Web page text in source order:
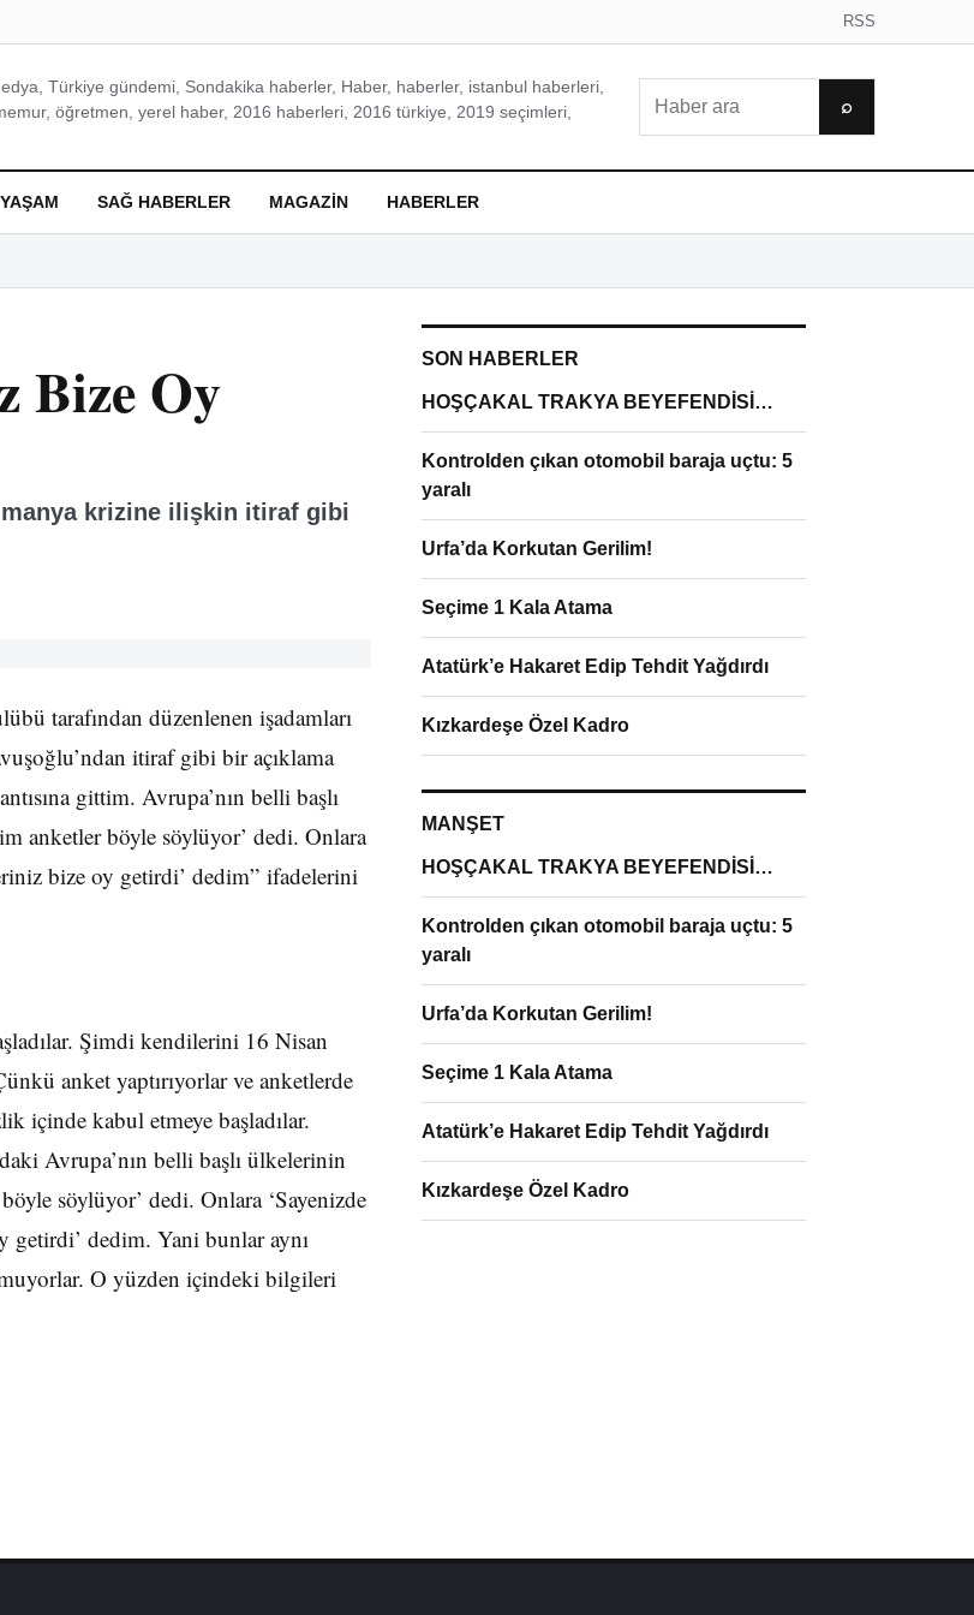
RSS
Türkiye gündemi, Sondakika haberler, Haber, haberler, istanbul haberleri,
öğretmen, yerel haber, 2016 haberleri, 2016 türkiye, 2019 seçimleri,
⌕
YAŞAM SAĞ HABERLER MAGAZIN HABERLER
Bize Oy
krizine ilişkin itiraf gibi
tarafından düzenlenen işadamları
itiraf gibi bir açıklama
gittim. Avrupa’nın belli başlı
anketler böyle söylüyor’ dedi. Onlara
bize oy getirdi’ dedim” ifadelerini
Şimdi kendilerini 16 Nisan
anket yaptırıyorlar ve anketlerde
içinde kabul etmeye başladılar.
Avrupa’nın belli başlı ülkelerinin
söylüyor’ dedi. Onlara ‘Sayenizde
getirdi’ dedim. Yani bunlar aynı
O yüzden içindeki bilgileri
SON HABERLER
HOŞÇAKAL TRAKYA BEYEFENDİSİ…
Kontrolden çıkan otomobil baraja uçtu: 5
yaralı
Urfa’da Korkutan Gerilim!
Seçime 1 Kala Atama
Atatürk’e Hakaret Edip Tehdit Yağdırdı
Kızkardeşe Özel Kadro
MANŞET
HOŞÇAKAL TRAKYA BEYEFENDİSİ…
Kontrolden çıkan otomobil baraja uçtu: 5
yaralı
Urfa’da Korkutan Gerilim!
Seçime 1 Kala Atama
Atatürk’e Hakaret Edip Tehdit Yağdırdı
Kızkardeşe Özel Kadro